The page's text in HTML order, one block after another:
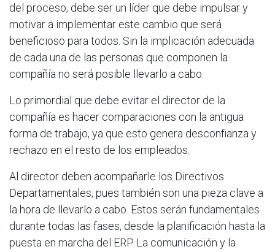
del proceso, debe ser un líder que debe impulsar y
motivar a implementar este cambio que será
beneficioso para todos. Sin la implicación adecuada
de cada una de las personas que componen la
compañía no será posible llevarlo a cabo.
Lo primordial que debe evitar el director de la
compañía es hacer comparaciones con la antigua
forma de trabajo, ya que esto genera desconfianza y
rechazo en el resto de los empleados.
Al director deben acompañarle los Directivos
Departamentales, pues también son una pieza clave a
la hora de llevarlo a cabo. Estos serán fundamentales
durante todas las fases, desde la planificación hasta la
puesta en marcha del ERP. La comunicación y la